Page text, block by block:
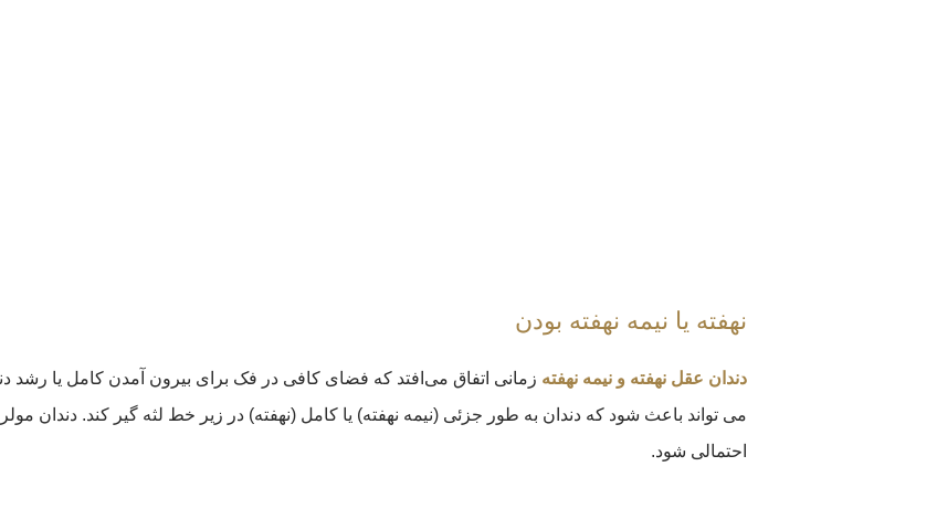
نهفته یا نیمه نهفته بودن
دندان عقل نهفته و نیمه نهفته زمانی اتفاق می‌افتد که فضای کافی در فک برای بیرون آمدن کامل یا رشد
می تواند باعث شود که دندان به طور جزئی (نیمه نهفته) یا کامل (نهفته) در زیر خط لثه گیر کند. دندان
احتمالی شود.